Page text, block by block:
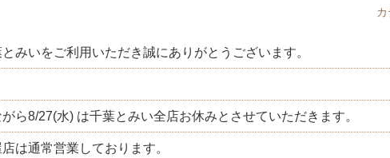
みいをご利用いただき誠にありがとうございます。
ら8/27(水) は千葉とみい全店お休みとさせていただきます。
は通常営業しております。